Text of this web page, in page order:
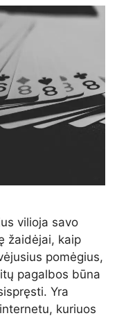
vilioja savo
žaidėjai, kaip
pomėgius,
pagalbos būna
Yra
kuriuos